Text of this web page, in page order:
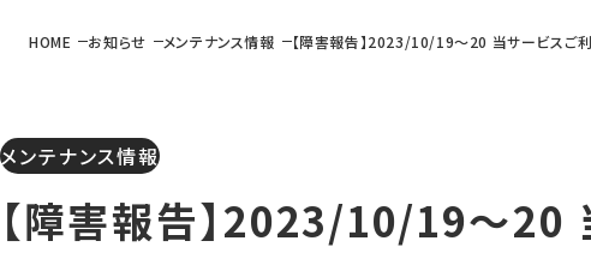
HOME お知らせ メンテナンス情報 【障害報告】2023/10/19〜20 当サービスご
メンテナンス情報
【障害報告】2023/10/19〜20